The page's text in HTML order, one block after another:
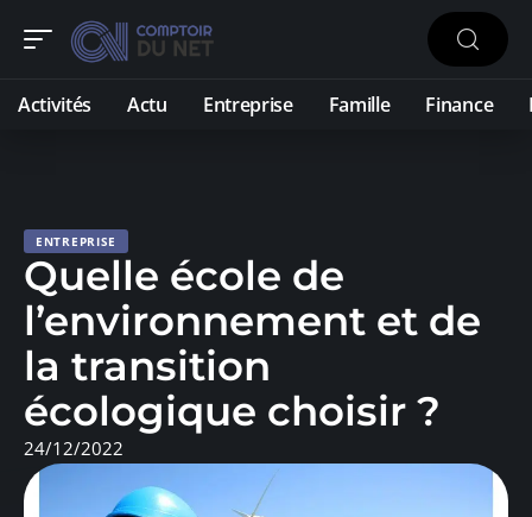
Activités Actu Entreprise Famille Finance
ENTREPRISE
Quelle école de
l’environnement et de
la transition
écologique choisir ?
24/12/2022